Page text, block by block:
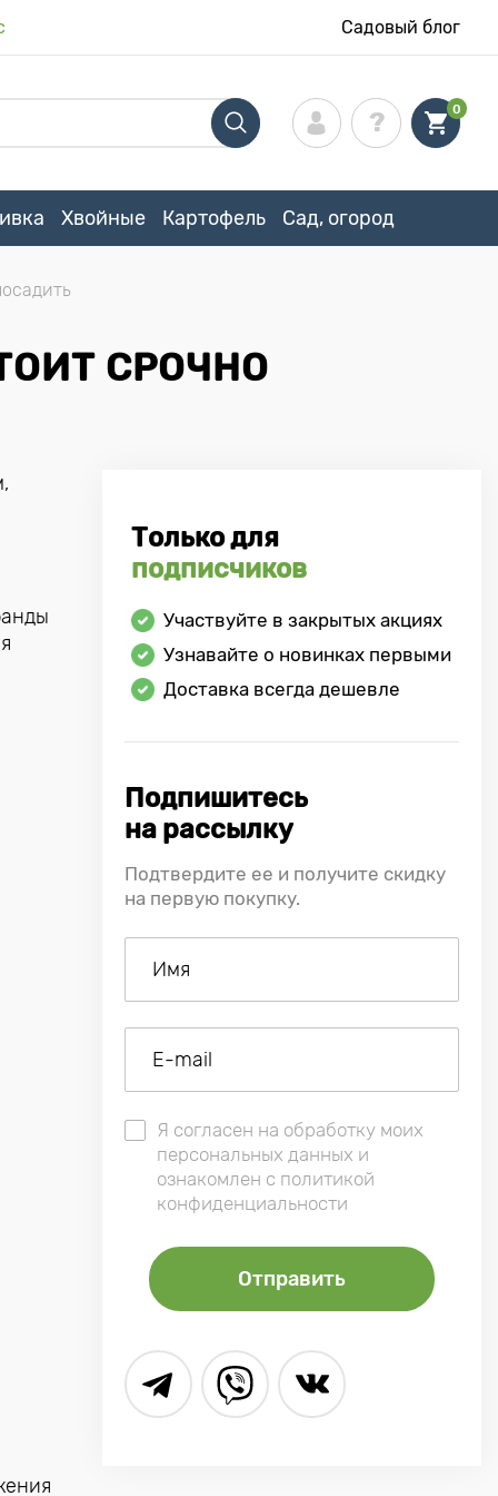
Садовый блог
0
Хвойные Картофель Сад, огород
СРОЧНО
Только для
подписчиков
Участвуйте в закрытых акциях
Узнавайте о новинках первыми
Доставка всегда дешевле
Подпишитесь
на рассылку
Подтвердите ее и получите скидку
на первую покупку.
Я согласен на обработку моих
персональных данных и
ознакомлен с политикой
конфиденциальности